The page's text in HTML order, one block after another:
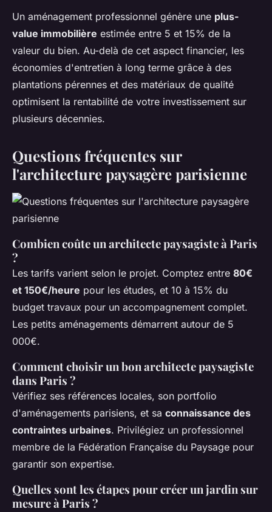
Un aménagement professionnel génère une plus-
value immobilière estimée entre 5 et 15% de la
valeur du bien. Au-delà de cet aspect financier, les
économies d'entretien à long terme grâce à des
plantations pérennes et des matériaux de qualité
optimisent la rentabilité de votre investissement sur
plusieurs décennies.
Questions fréquentes sur
l'architecture paysagère parisienne
Combien coûte un architecte paysagiste à Paris
?
Les tarifs varient selon le projet. Comptez entre 80€
et 150€/heure pour les études, et 10 à 15% du
budget travaux pour un accompagnement complet.
Les petits aménagements démarrent autour de 5
000€.
Comment choisir un bon architecte paysagiste
dans Paris ?
Vérifiez ses références locales, son portfolio
d'aménagements parisiens, et sa connaissance des
contraintes urbaines. Privilégiez un professionnel
membre de la Fédération Française du Paysage pour
garantir son expertise.
Quelles sont les étapes pour créer un jardin sur
mesure à Paris ?